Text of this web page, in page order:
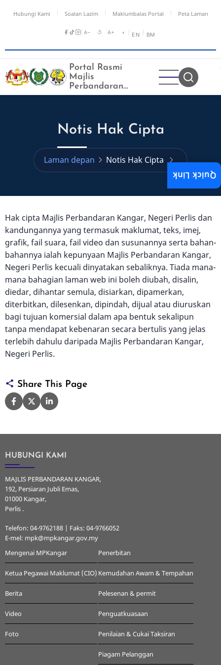
Hubungi Kami Soalan Lazim Maklumbalas Portal Peta Laman
A− ↺ A+ ◑ EN / BM
Portal Rasmi
Majlis
Perbandaran
Kangar
Notis Hak Cipta
Laman depan Notis Hak Cipta
Hak cipta Majlis Perbandaran Kangar, Negeri Perlis dan
kandungannya yang termasuk maklumat, teks, imej,
grafik, fail suara, fail video dan susunannya serta bahan-
bahannya ialah kepunyaan Majlis Perbandaran Kangar,
Negeri Perlis kecuali dinyatakan sebaliknya. Tiada mana-
mana bahagian laman web ini boleh diubah, disalin,
diedar, dihantar semula, disiarkan, dipamerkan,
diterbitkan, dilesenkan, dipindah, dijual atau diuruskan
bagi tujuan komersial dalam apa bentuk sekalipun
tanpa mendapat kebenaran secara bertulis yang jelas
terlebih dahulu daripada Majlis Perbandaran Kangar,
Negeri Perlis.
Share This Page
HUBUNGI KAMI
MAJLIS PERBANDARAN KANGAR,
192, Persiaran Jubli Emas,
01000 Kangar,
Perlis .
Telefon: 04-9762188 | Faks: 04-9766052
E-mel: mpk@mpkangar.gov.my
Mengenai MPKangar
Ketua Pegawai Maklumat (CIO)
Berita
Video
Foto
Penerbitan
Kemudahan Awam & Tempahan
Pelesenan & permit
Penguatkuasaan
Penilaian & Cukai Taksiran
Piagam Pelanggan
Quick Link